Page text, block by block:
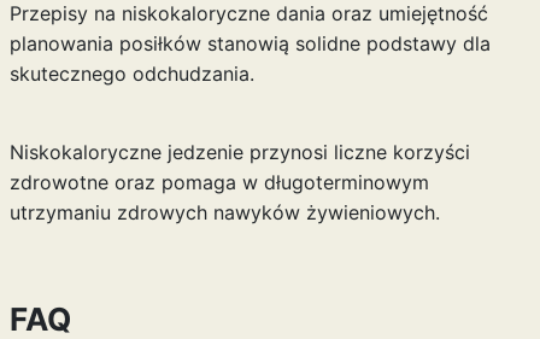
Przepisy na niskokaloryczne dania oraz umiejętność
planowania posiłków stanowią solidne podstawy dla
skutecznego odchudzania.
Niskokaloryczne jedzenie przynosi liczne korzyści
zdrowotne oraz pomaga w długoterminowym
utrzymaniu zdrowych nawyków żywieniowych.
FAQ